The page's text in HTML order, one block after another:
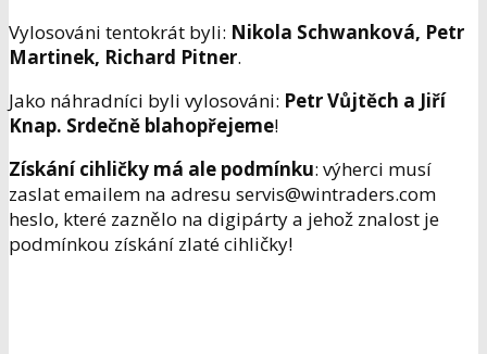
Vylosováni tentokrát byli: Nikola Schwanková, Petr
Martinek, Richard Pitner.
Jako náhradníci byli vylosováni: Petr Vůjtěch a Jiří
Knap. Srdečně blahopřejeme!
Získání cihličky má ale podmínku: výherci musí
zaslat emailem na adresu servis@wintraders.com
heslo, které zaznělo na digipárty a jehož znalost je
podmínkou získání zlaté cihličky!